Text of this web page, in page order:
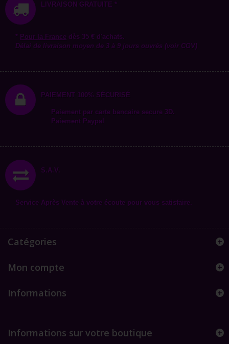
LIVRAISON GRATUITE *
* Pour la France dès 35 € d'achats.
Délai de livraison moyen de 3 à 9 jours ouvrés (voir CGV)
PAIEMENT 100% SÉCURISÉ
Paiement par carte bancaire secure 3D.
Paiement Paypal
S.A.V.
Service Après Vente à votre écoute pour vous satisfaire.
Catégories
Mon compte
Informations
Informations sur votre boutique